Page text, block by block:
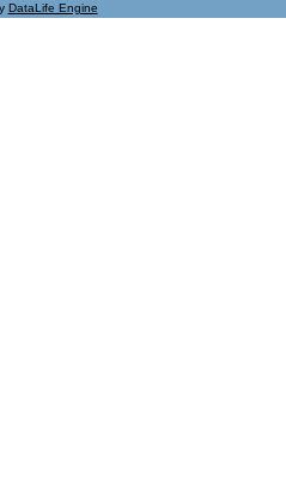
DataLife Engine